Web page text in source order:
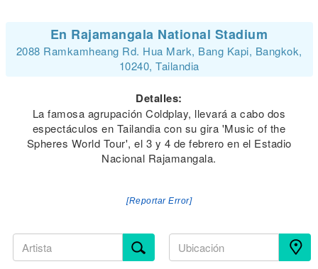
En Rajamangala National Stadium
2088 Ramkamheang Rd. Hua Mark, Bang Kapi, Bangkok,
10240, Tailandia
Detalles:
La famosa agrupación Coldplay, llevará a cabo dos
espectáculos en Tailandia con su gira 'Music of the
Spheres World Tour', el 3 y 4 de febrero en el Estadio
Nacional Rajamangala.
[Reportar Error]